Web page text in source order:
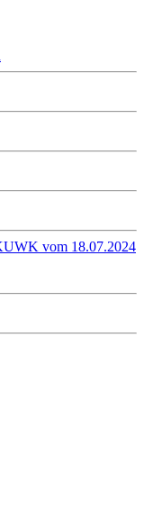
vom 18.07.2024